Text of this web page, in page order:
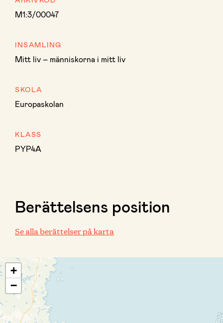
M1:3/00047
INSAMLING
Mitt liv – människorna i mitt liv
SKOLA
Europaskolan
KLASS
PYP4A
Berättelsens position
Se alla berättelser på karta
+
−